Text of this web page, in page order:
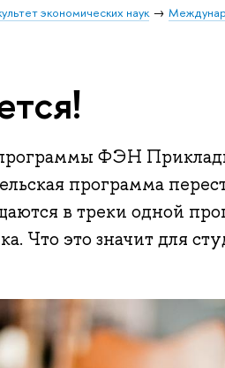
экономических наук
программы ФЭН
программа
в треки одной
Что это значит для